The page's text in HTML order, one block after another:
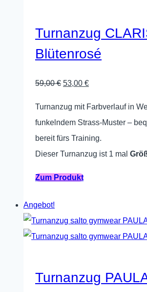
Optionen
können
der
Produktseite
gewählt
werden
Turnanzug
Blütenrosé
59,00€ Ursprünglicher
53,00 €Aktueller
Turnanzug mit Farbverlauf in
funkelndem Strass-Muster –
bereit fürs Training.
Dieser Turnanzug ist 1 mal
Zum ProduktDieses
mehrere
Varianten
Optionen
Angebot!
Turnanzug